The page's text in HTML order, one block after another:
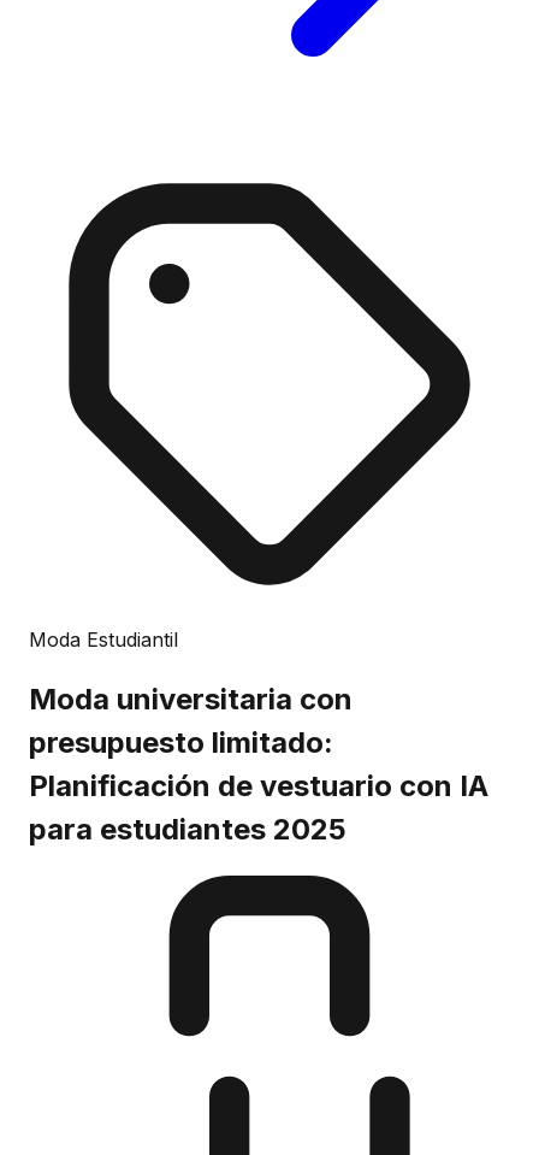
Moda Estudiantil
Moda universitaria con
presupuesto limitado:
Planificación de vestuario con IA
para estudiantes 2025